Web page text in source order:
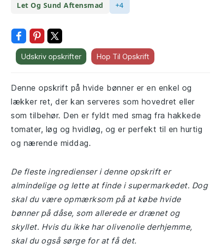
Let Og Sund Aftensmad
+4
Udskriv opskrifter Hop Til Opskrift
Denne opskrift på hvide bønner er en enkel og
lækker ret, der kan serveres som hovedret eller
som tilbehør. Den er fyldt med smag fra hakkede
tomater, løg og hvidløg, og er perfekt til en hurtig
og nærende middag.
De fleste ingredienser i denne opskrift er
almindelige og lette at finde i supermarkedet. Dog
skal du være opmærksom på at købe hvide
bønner på dåse, som allerede er drænet og
skyllet. Hvis du ikke har olivenolie derhjemme,
skal du også sørge for at få det.